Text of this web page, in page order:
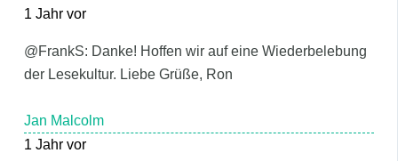
1 Jahr vor
@FrankS: Danke! Hoffen wir auf eine Wiederbelebung
der Lesekultur. Liebe Grüße, Ron
Jan Malcolm
1 Jahr vor